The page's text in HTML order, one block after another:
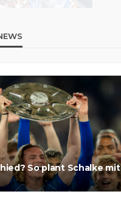
So plant Schalke mit